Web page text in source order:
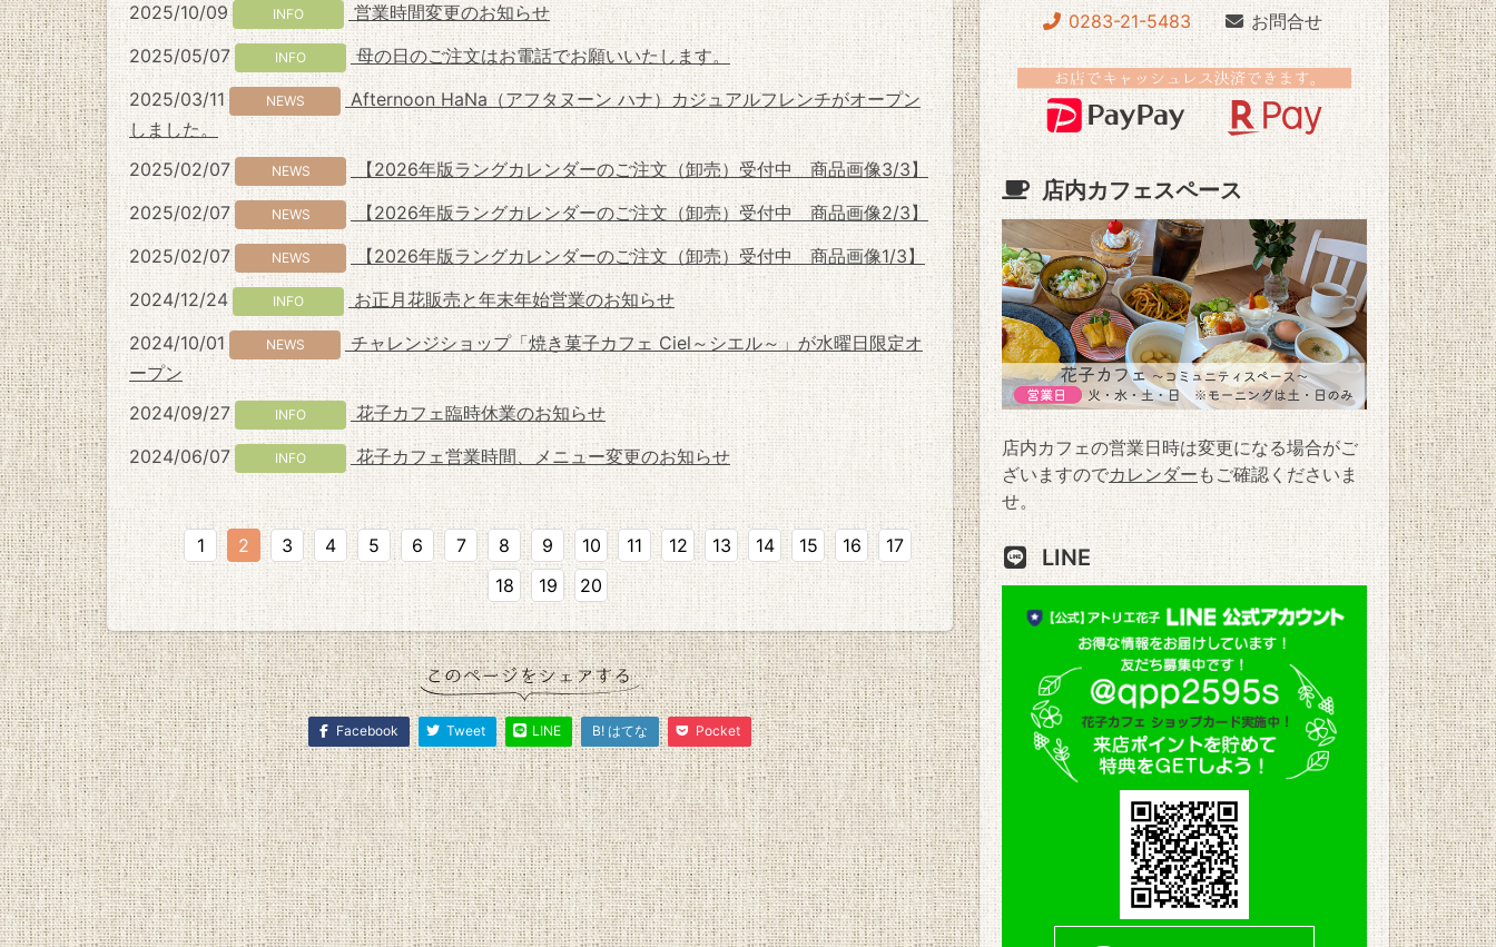
2025/10/09 INFO
営業時間変更のお知らせ
2025/05/07
INFO
母の日のご注文はお電話でお願いいたします。
2025/03/11
NEWS
Afternoon HaNa（アフタヌーン ハナ）カジュアルフレンチがオープン
しました。
2025/02/07
NEWS
【2026年版ラングカレンダーのご注文（卸売）受付中 商品画像3/3】
2025/02/07
NEWS
【2026年版ラングカレンダーのご注文（卸売）受付中 商品画像2/3】
2025/02/07
NEWS
【2026年版ラングカレンダーのご注文（卸売）受付中 商品画像1/3】
2024/12/24
INFO
お正月花販売と年末年始営業のお知らせ
2024/10/01
NEWS
チャレンジショップ「焼き菓子カフェ Ciel～シエル～」が水曜日限定オ
ープン
2024/09/27
INFO
花子カフェ臨時休業のお知らせ
2024/06/07
INFO 花子カフェ営業時間、メニュー変更のお知らせ
1 2 3 4 5 6 7 8 9 10 11 12 13 14 15 16
17
18
19 20
Facebook Tweet LINE B! はてな Pocket
0283-21-5483 お問合せ
店内カフェスペース
店内カフェの営業日時は変更になる場合がご
ざいますのでカレンダーもご確認くださいま
せ。
LINE